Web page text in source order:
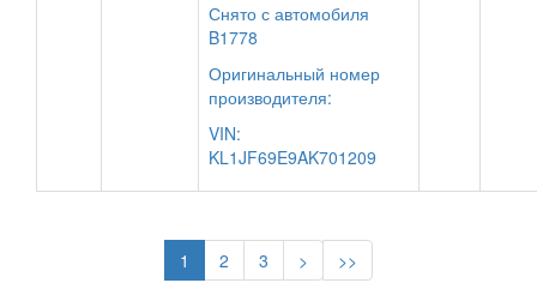
Снято с автомобиля
B1778
Оригинальный номер
производителя:
VIN:
KL1JF69E9AK701209
1 2 3 > >>